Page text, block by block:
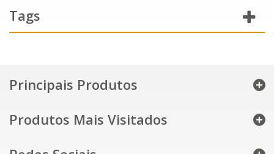
Tags
Principais Produtos
Produtos Mais Visitados